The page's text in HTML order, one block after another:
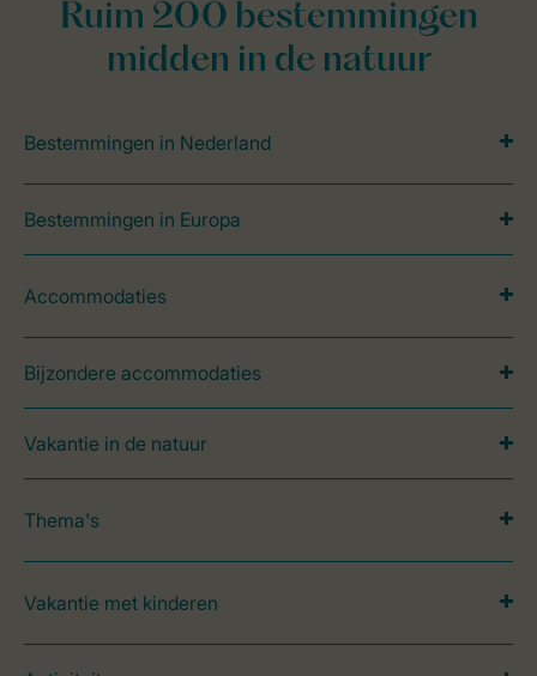
Ruim 200 bestemmingen
midden in de natuur
Bestemmingen in Nederland
Bestemmingen in Europa
Accommodaties
Bijzondere accommodaties
Vakantie in de natuur
Thema's
Vakantie met kinderen